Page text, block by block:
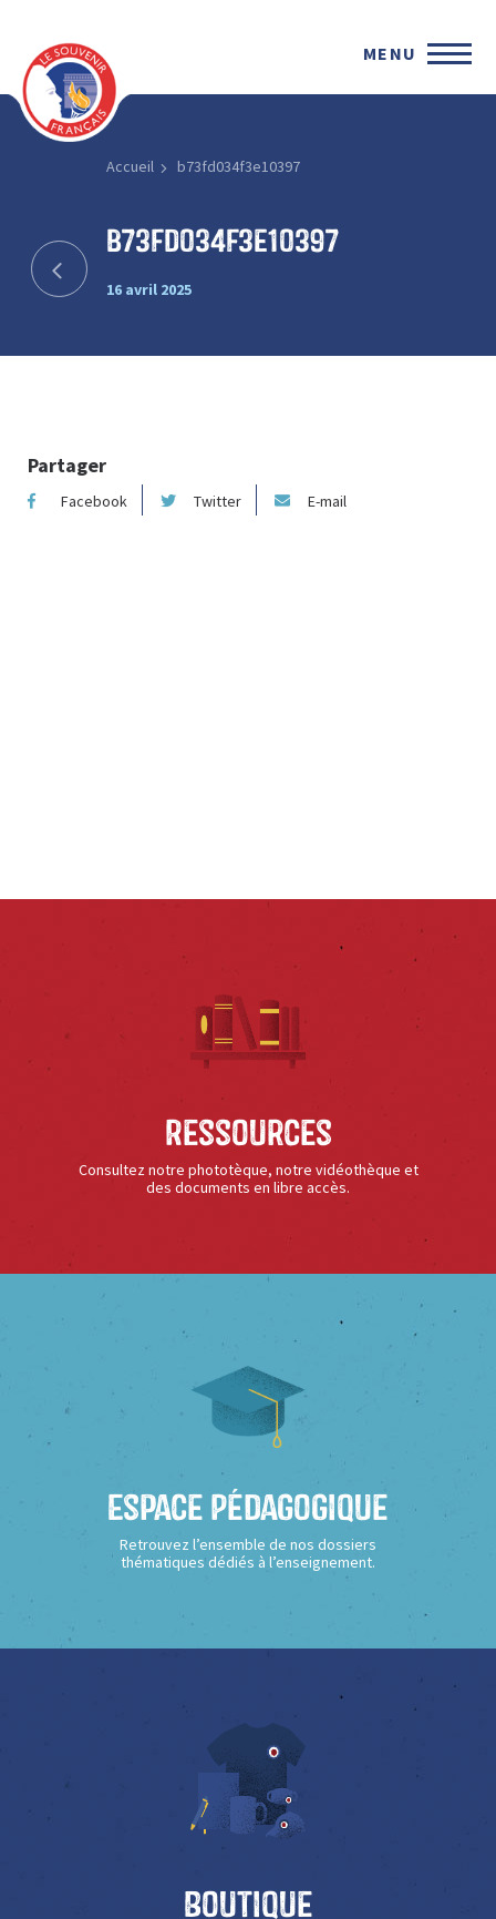
MENU
Accueil b73fd034f3e10397
b73fd034f3e10397
16 avril 2025
Partager
Facebook Twitter E-mail
Ressources
Consultez notre phototèque, notre vidéothèque et
des documents en libre accès.
Espace Pédagogique
Retrouvez l’ensemble de nos dossiers
thématiques dédiés à l’enseignement.
Boutique